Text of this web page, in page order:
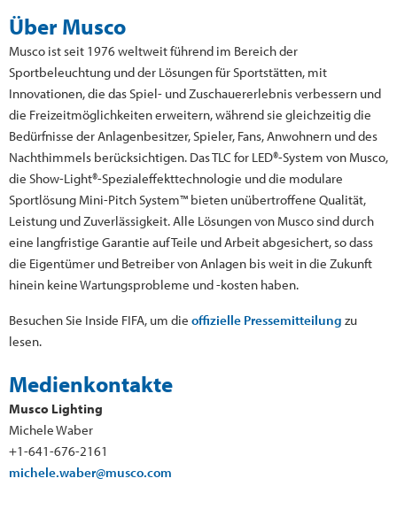
Über Musco
Musco ist seit 1976 weltweit führend im Bereich der
Sportbeleuchtung und der Lösungen für Sportstätten, mit
Innovationen, die das Spiel- und Zuschauererlebnis verbessern und
die Freizeitmöglichkeiten erweitern, während sie gleichzeitig die
Bedürfnisse der Anlagenbesitzer, Spieler, Fans, Anwohnern und des
Nachthimmels berücksichtigen. Das TLC for LED®-System von Musco,
die Show-Light®-Spezialeffekttechnologie und die modulare
Sportlösung Mini-Pitch System™ bieten unübertroffene Qualität,
Leistung und Zuverlässigkeit. Alle Lösungen von Musco sind durch
eine langfristige Garantie auf Teile und Arbeit abgesichert, so dass
die Eigentümer und Betreiber von Anlagen bis weit in die Zukunft
hinein keine Wartungsprobleme und -kosten haben.
Besuchen Sie Inside FIFA, um die offizielle Pressemitteilung zu
lesen.
Medienkontakte
Musco Lighting
Michele Waber
+1-641-676-2161
michele.waber@musco.com